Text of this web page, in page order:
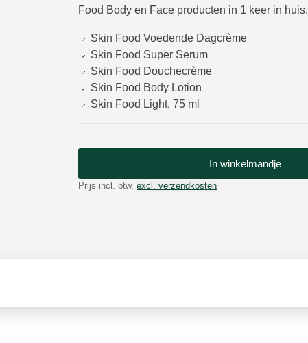
Food Body en Face producten in 1 keer in huis.
Skin Food Voedende Dagcrème
Skin Food Super Serum
Skin Food Douchecrème
Skin Food Body Lotion
Skin Food Light, 75 ml
In winkelmandje
Prijs incl. btw, excl. verzendkosten